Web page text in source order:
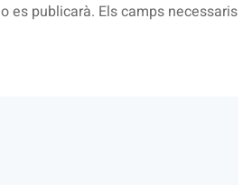
es publicarà. Els camps necessaris